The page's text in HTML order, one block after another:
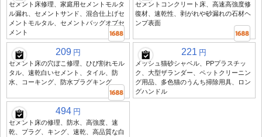
セメント床修理、家庭用セメントモルタ
ル漏れ、セメントサンド、混合仕上げセ
メントモルタル、セメントバッグオブセ
メント
セメントコンクリート床、高速高強度修
復材、速乾性、剥がれや砂漏れの石材ヘ
ンプ表面
209 円
セメント床の穴ぼこ修理、ひび割れモル
タル、速乾白いセメント、タイル、防
水、コーキング、防水プラグキング
221 円
メッシュ猫砂シャベル、PPプラスチッ
ク、大型ザランダー、ペットクリーニン
グ用品、多色猫のうんち掃除用具、ロン
グハンドル
494 円
セメント床の修理、防水、高強度、速
乾、プラグ、キング、速乾、高品質な白